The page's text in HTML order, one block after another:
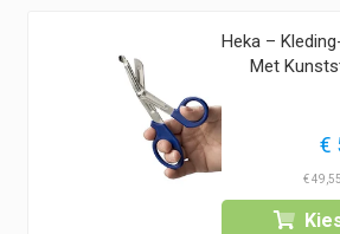
Heka –
Met
€
€49,55